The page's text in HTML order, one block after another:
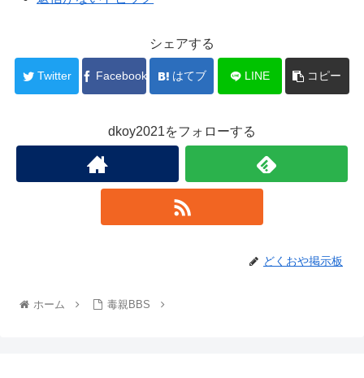
シェアする
Twitter Facebook はてブ LINE コピー
dkoy2021をフォローする
どくおや掲示板
ホーム 毒親BBS